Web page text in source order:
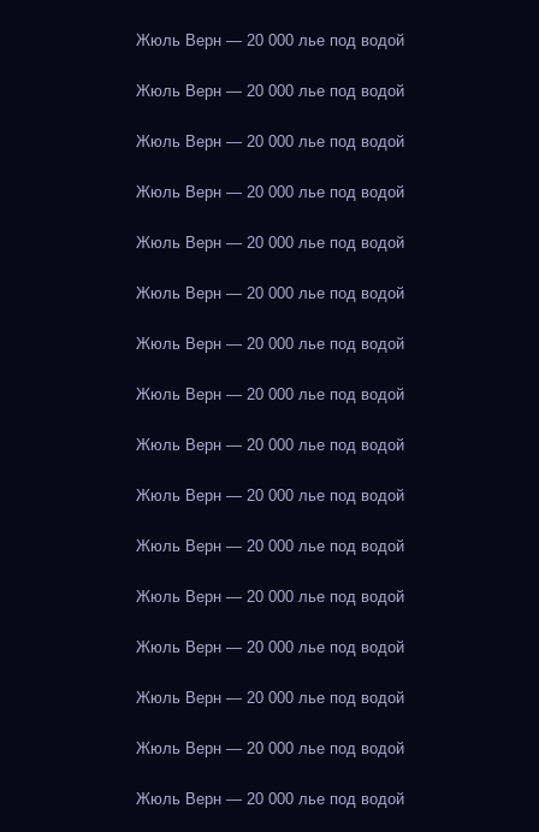
Жюль Верн — 20 000 лье под водой
Жюль Верн — 20 000 лье под водой
Жюль Верн — 20 000 лье под водой
Жюль Верн — 20 000 лье под водой
Жюль Верн — 20 000 лье под водой
Жюль Верн — 20 000 лье под водой
Жюль Верн — 20 000 лье под водой
Жюль Верн — 20 000 лье под водой
Жюль Верн — 20 000 лье под водой
Жюль Верн — 20 000 лье под водой
Жюль Верн — 20 000 лье под водой
Жюль Верн — 20 000 лье под водой
Жюль Верн — 20 000 лье под водой
Жюль Верн — 20 000 лье под водой
Жюль Верн — 20 000 лье под водой
Жюль Верн — 20 000 лье под водой